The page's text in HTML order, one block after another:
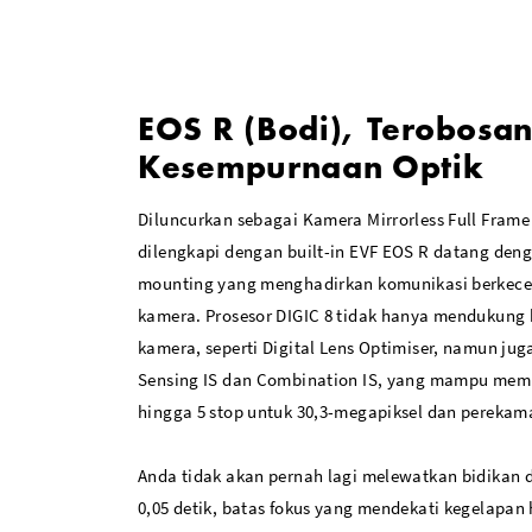
Expanded ISO 50-102400, 8 fps Shooting
Wi-Fi and Bluetooth, SD UHS-II Card Slot
EOS R (Bodi),
Kesempurnaan Optik
Diluncurkan sebagai Kamera Mirrorless Full
dilengkapi dengan built-in EVF EOS R datang
mounting yang menghadirkan komunikasi
kamera. Prosesor DIGIC 8 tidak hanya
kamera, seperti Digital Lens Optimiser, namun
Sensing IS dan Combination IS, yang mampu
hingga 5 stop untuk 30,3-megapiksel dan
Anda tidak akan pernah lagi melewatkan bidikan
0,05 detik, batas fokus yang mendekati kegelapan